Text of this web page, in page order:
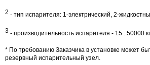
2 - тип испарителя: 1-электрический, 2-
3 - производительность испарителя - 15...50000
* По требованию Заказчика в установке может
резервный испарительный узел.